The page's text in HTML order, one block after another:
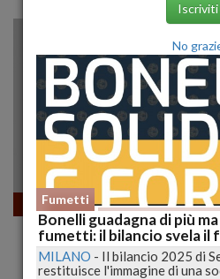
Fumetti
GEA 7. LA ROTTURA
Iscriviti
No
Fumetti
Bonelli guadagna di più
fumetti: il bilancio svela il
MILANO - Il bilancio 2025 di
restituisce l'immagine di una